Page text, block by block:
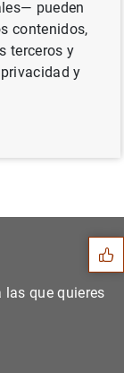
sos...
Sugerencias
las que quieres
pueden
contenidos,
terceros y
y